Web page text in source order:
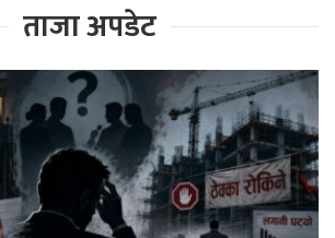
ताजा अपडेट